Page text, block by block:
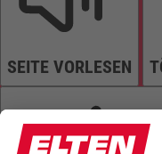
SEITE VORLESEN